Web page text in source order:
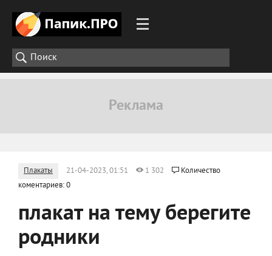
Плакаты 21-04-2023, 01:51 1 302
Количество
коментариев: 0
плакат на тему берегите
родники